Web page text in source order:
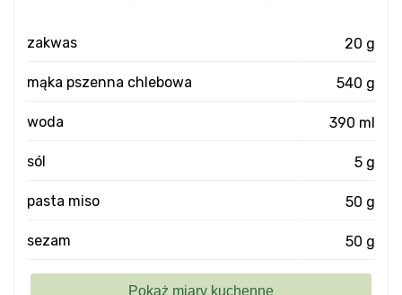
zakwas 20 g
mąka pszenna chlebowa 540 g
woda 390 ml
sól 5 g
pasta miso 50 g
sezam 50 g